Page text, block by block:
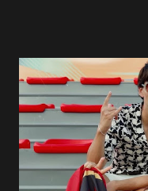
confessa a Gabriel que
pessoa que ela tanto
entra no quarto de
encontro deles, quando
Paula sobre a suposta
Rogerio consegue se